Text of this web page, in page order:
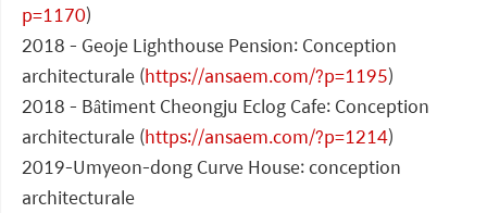
p=1170)
2018 - Geoje Lighthouse Pension: Conception
architecturale (https://ansaem.com/?p=1195)
2018 - Bâtiment Cheongju Eclog Cafe: Conception
architecturale (https://ansaem.com/?p=1214)
2019-Umyeon-dong Curve House: conception
architecturale